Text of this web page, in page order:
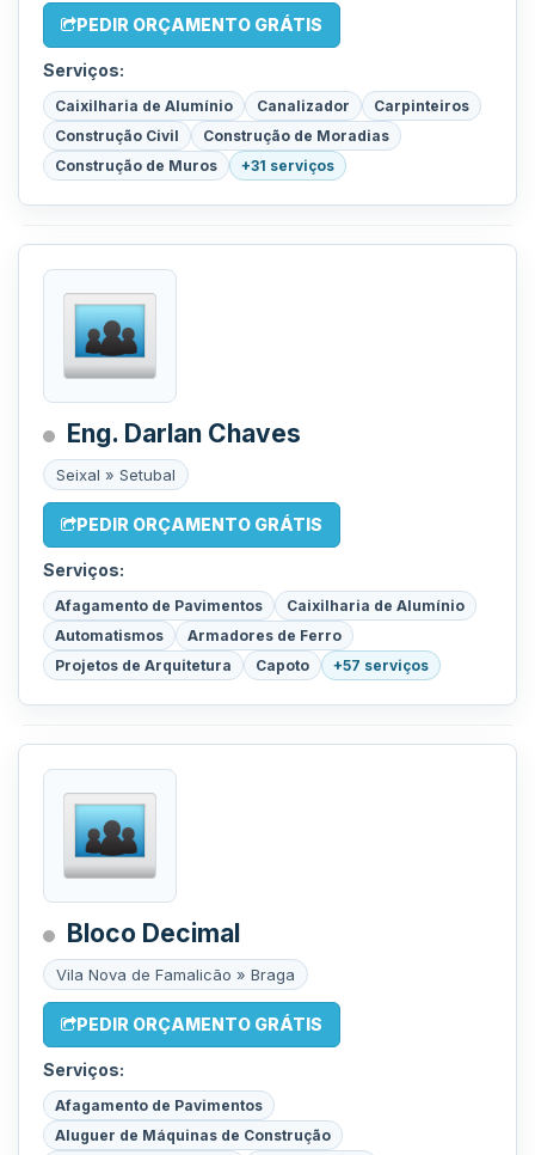
PEDIR ORÇAMENTO GRÁTIS
Serviços:
Caixilharia de Alumínio Canalizador
Carpinteiros
Construção Civil
Construção de Moradias
Construção de Muros
+31 serviços
Eng. Darlan Chaves
Seixal » Setubal
PEDIR ORÇAMENTO GRÁTIS
Serviços:
Afagamento de Pavimentos
Caixilharia de Alumínio
Automatismos
Armadores de Ferro
Projetos de Arquitetura
Capoto +57 serviços
Bloco Decimal
Vila Nova de Famalicão » Braga
PEDIR ORÇAMENTO GRÁTIS
Serviços:
Afagamento de Pavimentos
Aluguer de Máquinas de Construção